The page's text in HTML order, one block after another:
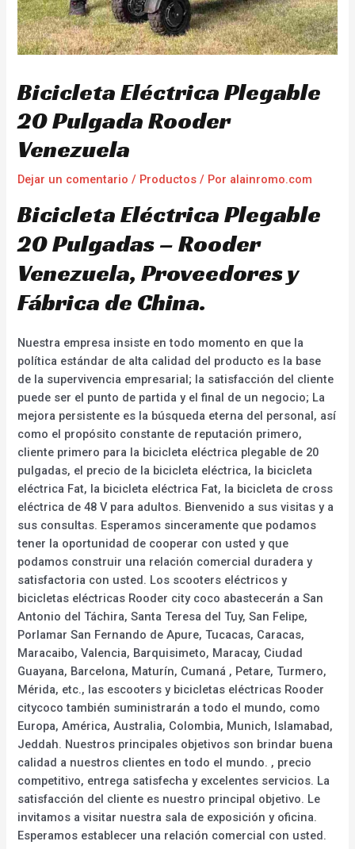
Bicicleta Eléctrica Plegable
20 Pulgada Rooder
Venezuela
Dejar un comentario / Productos / Por alainromo.com
Bicicleta Eléctrica Plegable
20 Pulgadas – Rooder
Venezuela, Proveedores y
Fábrica de China.
Nuestra empresa insiste en todo momento en que la
política estándar de alta calidad del producto es la base
de la supervivencia empresarial; la satisfacción del cliente
puede ser el punto de partida y el final de un negocio; La
mejora persistente es la búsqueda eterna del personal, así
como el propósito constante de reputación primero,
cliente primero para la bicicleta eléctrica plegable de 20
pulgadas, el precio de la bicicleta eléctrica, la bicicleta
eléctrica Fat, la bicicleta eléctrica Fat, la bicicleta de cross
eléctrica de 48 V para adultos. Bienvenido a sus visitas y a
sus consultas. Esperamos sinceramente que podamos
tener la oportunidad de cooperar con usted y que
podamos construir una relación comercial duradera y
satisfactoria con usted. Los scooters eléctricos y
bicicletas eléctricas Rooder city coco abastecerán a San
Antonio del Táchira, Santa Teresa del Tuy, San Felipe,
Porlamar San Fernando de Apure, Tucacas, Caracas,
Maracaibo, Valencia, Barquisimeto, Maracay, Ciudad
Guayana, Barcelona, Maturín, Cumaná , Petare, Turmero,
Mérida, etc., las escooters y bicicletas eléctricas Rooder
citycoco también suministrarán a todo el mundo, como
Europa, América, Australia, Colombia, Munich, Islamabad,
Jeddah. Nuestros principales objetivos son brindar buena
calidad a nuestros clientes en todo el mundo. , precio
competitivo, entrega satisfecha y excelentes servicios. La
satisfacción del cliente es nuestro principal objetivo. Le
invitamos a visitar nuestra sala de exposición y oficina.
Esperamos establecer una relación comercial con usted.